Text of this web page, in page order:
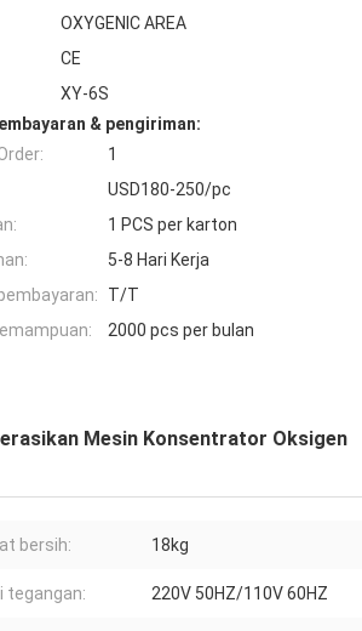
OXYGENIC AREA
CE
XY-6S
& pengiriman:
1
USD180-250/pc
1 PCS per karton
5-8 Hari Kerja
T/T
2000 pcs per bulan
Mesin Konsentrator Oksigen
bersih: 18kg
tegangan: 220V 50HZ/110V 60HZ